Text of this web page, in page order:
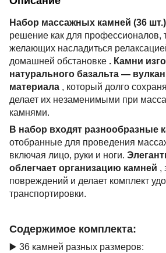
Набор массажных камней (36 шт.)
решение как для профессионалов,
желающих насладиться
домашней обстановке . Камни
натурального базальта —
материала , который долго
делает их незаменимыми при
камнями.
В набор входят разнообразные
отобранные для проведения
включая лицо, руки и ноги.
облегчает организацию камней ,
повреждений и делает комплект
транспортировки.
Содержимое комплекта:
▶️ 36 камней разных размеров: